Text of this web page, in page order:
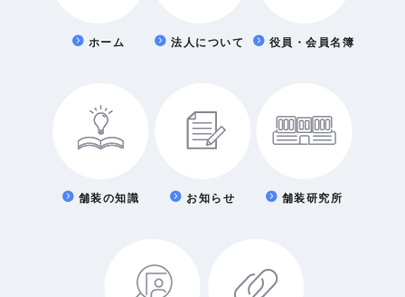
ホーム 法人について 役員・会員名簿
舗装の知識 お知らせ 舗装研究所